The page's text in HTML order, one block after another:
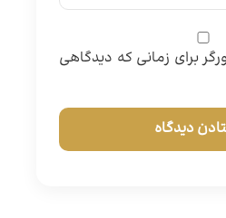
برای زمانی که دیدگاهی